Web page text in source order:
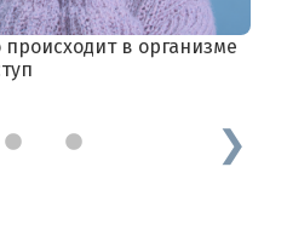
в организме
2 3